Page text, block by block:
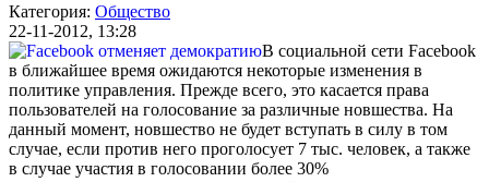
Категория: Общество
22-11-2012, 13:28
В социальной сети Facebook
в ближайшее время ожидаются некоторые изменения в
политике управления. Прежде всего, это касается права
пользователей на голосование за различные новшества. На
данный момент, новшество не будет вступать в силу в том
случае, если против него проголосует 7 тыс. человек, а также
в случае участия в голосовании более 30%